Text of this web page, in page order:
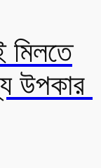
মিলতে
উপকার